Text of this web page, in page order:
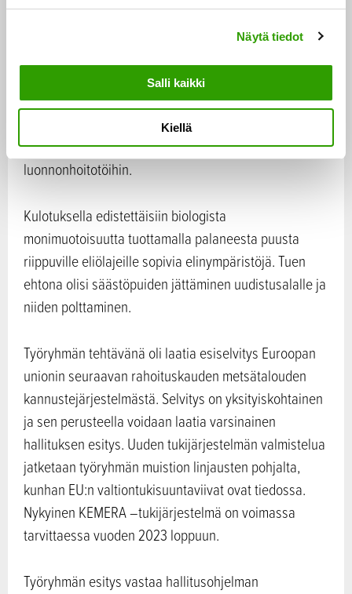
Näytä tiedot
Salli kaikki
Kiellä
olisivat METSO-ohjelman valintaperusteiden mukaiset
kohteet, monimuotoisuudelle arvokkaat
petolintujen, erityisesti haukkojen, pesämetsiköt.
Metsäluonnonhoidon osalta uutta olisi, että tukea
voisivat saada myös maanomistajat tilansa
luonnonhoitotöihin.
Kulotuksella edistettäisiin biologista
monimuotoisuutta tuottamalla palaneesta puusta
riippuville eliölajeille sopivia elinympäristöjä. Tuen
ehtona olisi säästöpuiden jättäminen uudistusalalle ja
niiden polttaminen.
Työryhmän tehtävänä oli laatia esiselvitys Euroopan
unionin seuraavan rahoituskauden metsätalouden
kannustejärjestelmästä. Selvitys on yksityiskohtainen
ja sen perusteella voidaan laatia varsinainen
hallituksen esitys. Uuden tukijärjestelmän valmistelua
jatketaan työryhmän muistion linjausten pohjalta,
kunhan EU:n valtiontukisuuntaviivat ovat tiedossa.
Nykyinen KEMERA –tukijärjestelmä on voimassa
tarvittaessa vuoden 2023 loppuun.
Työryhmän esitys vastaa hallitusohjelman